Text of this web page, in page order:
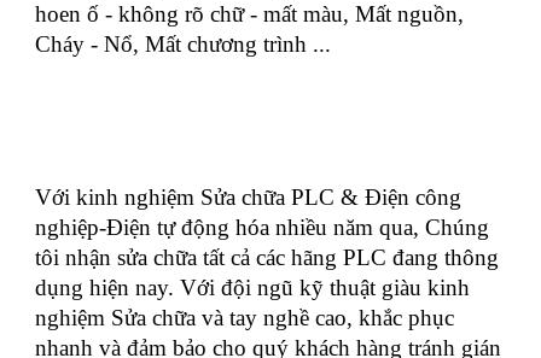
hoen ố - không rõ chữ - mất màu, Mất nguồn,
Cháy - Nổ, Mất chương trình ...
Với kinh nghiệm Sửa chữa PLC & Điện công
nghiệp-Điện tự động hóa nhiều năm qua, Chúng
tôi nhận sửa chữa tất cả các hãng PLC đang thông
dụng hiện nay. Với đội ngũ kỹ thuật giàu kinh
nghiệm Sửa chữa và tay nghề cao, khắc phục
nhanh và đảm bảo cho quý khách hàng tránh gián